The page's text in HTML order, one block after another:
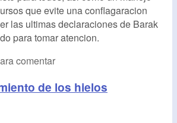
que evite una conflagaracion
las ultimas declaraciones de Barak
para tomar atencion.
comentar
de los hielos